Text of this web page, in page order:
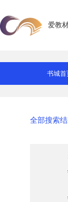
爱教
书城首
全部搜索